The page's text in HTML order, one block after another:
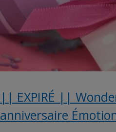
|| EXPIRÉ ||
anniversaire